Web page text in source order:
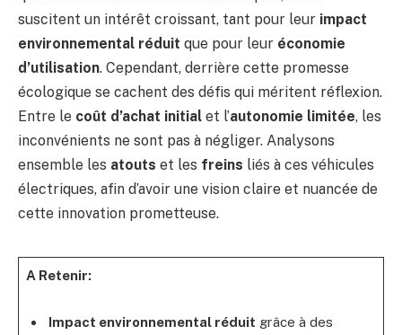
suscitent un intérêt croissant, tant pour leur impact
environnemental réduit que pour leur économie
d’utilisation. Cependant, derrière cette promesse
écologique se cachent des défis qui méritent réflexion.
Entre le coût d’achat initial et l’autonomie limitée, les
inconvénients ne sont pas à négliger. Analysons
ensemble les atouts et les freins liés à ces véhicules
électriques, afin d’avoir une vision claire et nuancée de
cette innovation prometteuse.
A Retenir:
Impact environnemental réduit grâce à des